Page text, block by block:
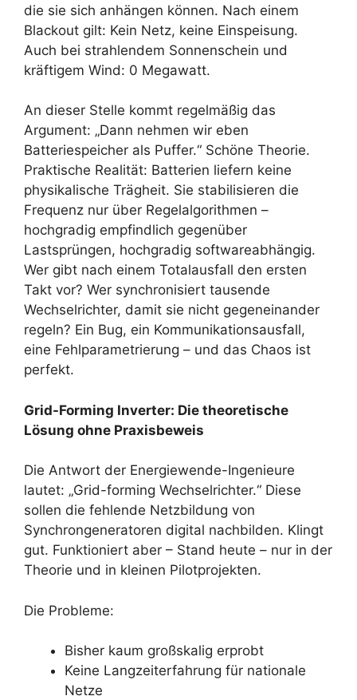
die sie sich anhängen können. Nach einem
Blackout gilt: Kein Netz, keine Einspeisung.
Auch bei strahlendem Sonnenschein und
kräftigem Wind: 0 Megawatt.
An dieser Stelle kommt regelmäßig das
Argument: „Dann nehmen wir eben
Batteriespeicher als Puffer.“ Schöne Theorie.
Praktische Realität: Batterien liefern keine
physikalische Trägheit. Sie stabilisieren die
Frequenz nur über Regelalgorithmen –
hochgradig empfindlich gegenüber
Lastsprüngen, hochgradig softwareabhängig.
Wer gibt nach einem Totalausfall den ersten
Takt vor? Wer synchronisiert tausende
Wechselrichter, damit sie nicht gegeneinander
regeln? Ein Bug, ein Kommunikationsausfall,
eine Fehlparametrierung – und das Chaos ist
perfekt.
Grid-Forming Inverter: Die theoretische
Lösung ohne Praxisbeweis
Die Antwort der Energiewende-Ingenieure
lautet: „Grid-forming Wechselrichter.“ Diese
sollen die fehlende Netzbildung von
Synchrongeneratoren digital nachbilden. Klingt
gut. Funktioniert aber – Stand heute – nur in der
Theorie und in kleinen Pilotprojekten.
Die Probleme:
Bisher kaum großskalig erprobt
Keine Langzeiterfahrung für nationale
Netze